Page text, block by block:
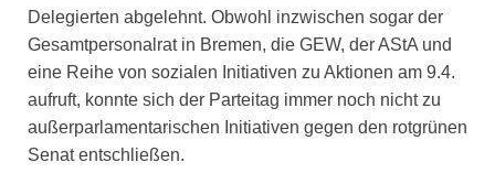
Delegierten abgelehnt. Obwohl inzwischen sogar der
Gesamtpersonalrat in Bremen, die GEW, der AStA und
eine Reihe von sozialen Initiativen zu Aktionen am 9.4.
aufruft, konnte sich der Parteitag immer noch nicht zu
außerparlamentarischen Initiativen gegen den rotgrünen
Senat entschließen.